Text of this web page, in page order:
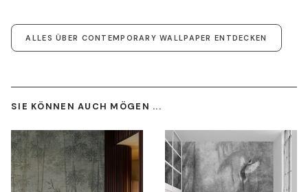
ALLES ÜBER CONTEMPORARY WALLPAPER ENTDECKEN
SIE KÖNNEN AUCH MÖGEN ...